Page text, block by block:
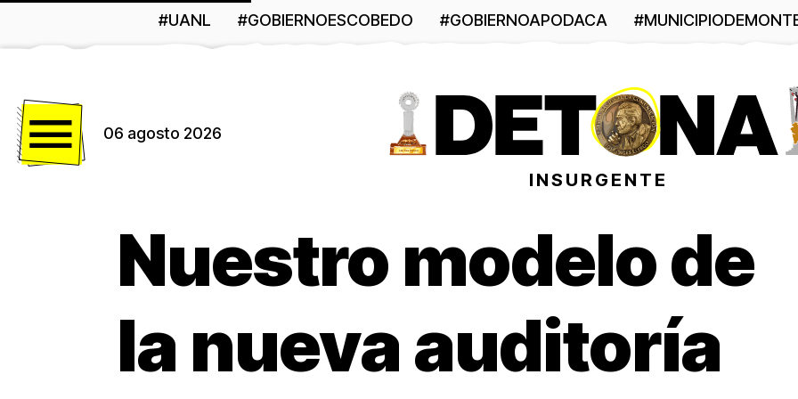
#UANL #GOBIERNOESCOBEDO #GOBIERNOAPODACA
06 agosto 2026
INSURGENTE
Nuestro modelo de
la nueva auditoría